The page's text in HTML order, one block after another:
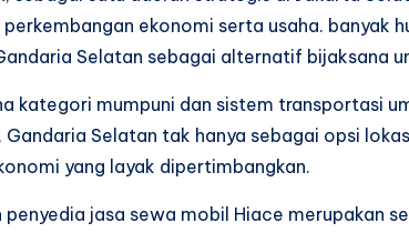
ekonomi serta usaha. banyak
Selatan sebagai alternatif bijaksana
kategori mumpuni dan sistem transportasi
Selatan tak hanya sebagai opsi
yang layak dipertimbangkan.
penyedia jasa sewa mobil Hiace merupakan